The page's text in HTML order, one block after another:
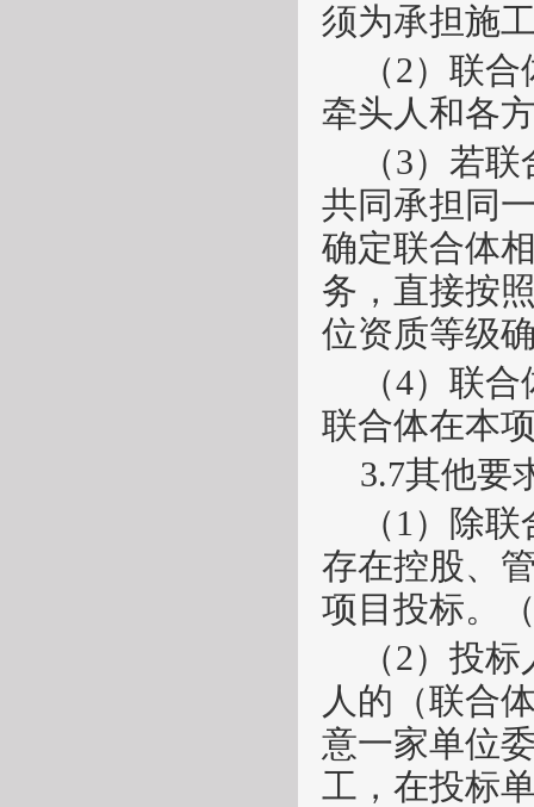
须为承担施
（2）联合
牵头人和各
（3）若联
共同承担同
确定联合体
务，直接按
位资质等级
（4）联合
联合体在本
3.7其他要
（1）除
存在控股、
项目投标。
（2）投标
人的（联合
意一家单位
工，在投标